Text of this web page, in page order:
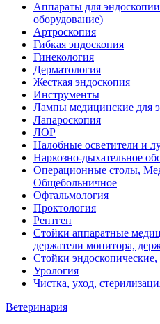
Аппараты для
оборудование)
Артроскопия
Гибкая эндоскопия
Гинекология
Дерматология
Жесткая эндоскопия
Инструменты
Лампы медицинские для
Лапароскопия
ЛОР
Налобные осветители и
Наркозно-дыхательное
Операционные столы,
Общебольничное
Офтальмология
Проктология
Рентген
Стойки аппаратные
держатели монитора,
Стойки
Урология
Чистка, уход,
Ветеринария